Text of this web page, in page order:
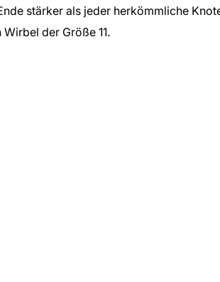
stärker als jeder herkömmliche
der Größe 11.